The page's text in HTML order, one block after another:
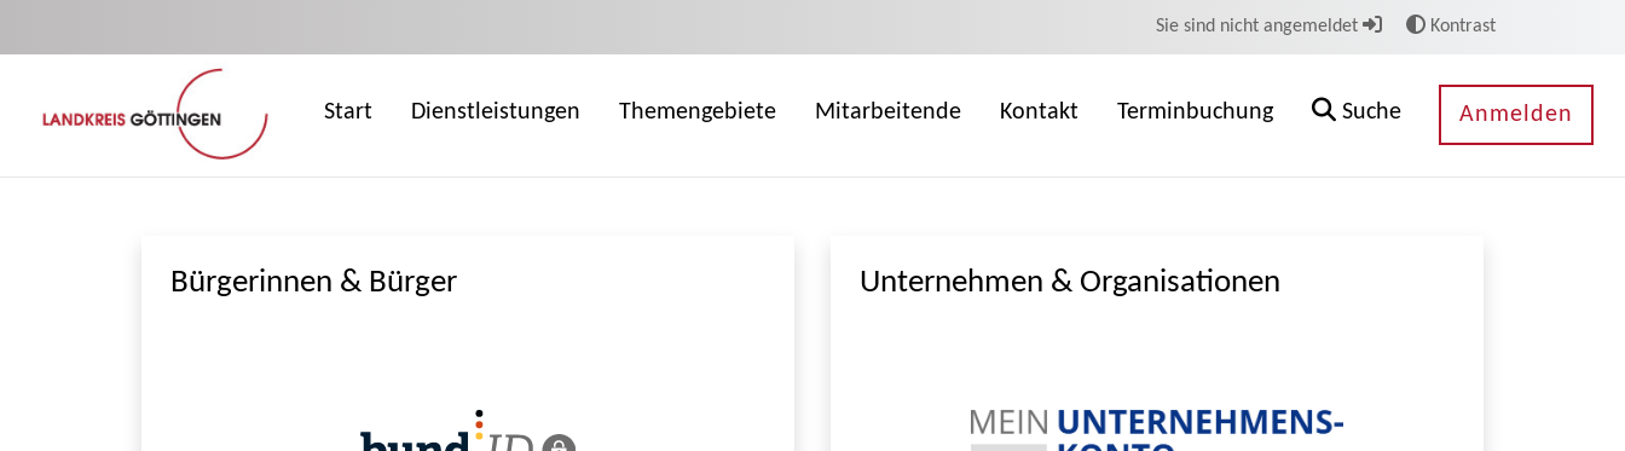
Sie sind nicht angemeldet Kontrast
Start Dienstleistungen Themengebiete Mitarbeitende Kontakt Terminbuchung Suche Anmelden
Bürgerinnen & Bürger Unternehmen & Organisationen